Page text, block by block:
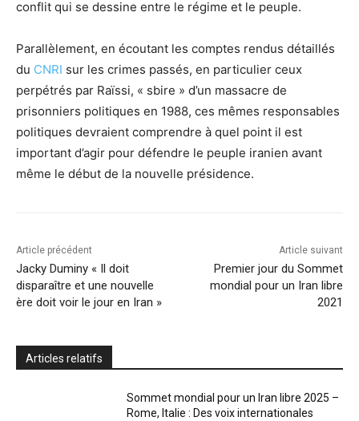
conflit qui se dessine entre le régime et le peuple.
Parallèlement, en écoutant les comptes rendus détaillés
du CNRI sur les crimes passés, en particulier ceux
perpétrés par Raïssi, « sbire » d’un massacre de
prisonniers politiques en 1988, ces mêmes responsables
politiques devraient comprendre à quel point il est
important d’agir pour défendre le peuple iranien avant
même le début de la nouvelle présidence.
Article précédent
Jacky Duminy « Il doit
disparaître et une nouvelle
ère doit voir le jour en Iran »
Article suivant
Premier jour du Sommet
mondial pour un Iran libre
2021
Articles relatifs
Sommet mondial pour un Iran libre 2025 –
Rome, Italie : Des voix internationales